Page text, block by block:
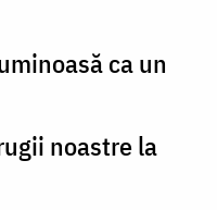
ca un
noastre la